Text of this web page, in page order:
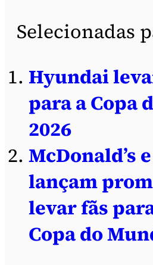
Selecionadas
Hyundai
para a Copa
2026
McDonald’s
lançam
levar fãs
Copa do